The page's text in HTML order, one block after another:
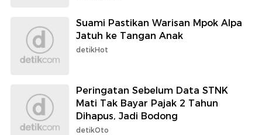
Suami Pastikan Warisan Mpok Alpa
Jatuh ke Tangan Anak
detikHot
Peringatan Sebelum Data STNK
Mati Tak Bayar Pajak 2 Tahun
Dihapus, Jadi Bodong
detikOto